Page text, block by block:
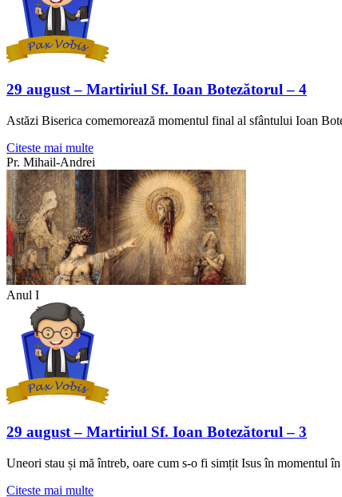
29 august – Martiriul Sf. Ioan Botezătorul – 4
Astăzi Biserica comemorează momentul final al sfântului Ioan
Citeste mai multe
Pr. Mihail-Andrei
Anul I
29 august – Martiriul Sf. Ioan Botezătorul – 3
Uneori stau și mă întreb, oare cum s-o fi simțit Isus în momentul
Citeste mai multe